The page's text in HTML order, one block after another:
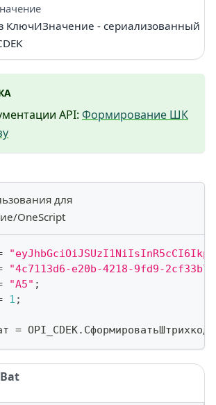
КлючИЗначение - сериализованный
API: Формирование ШК
для
OneScript
"4c7113d6-e20b-4218-9fd9-
"A5" ;
1 ;
= OPI_CDEK. СформироватьШтрихкод